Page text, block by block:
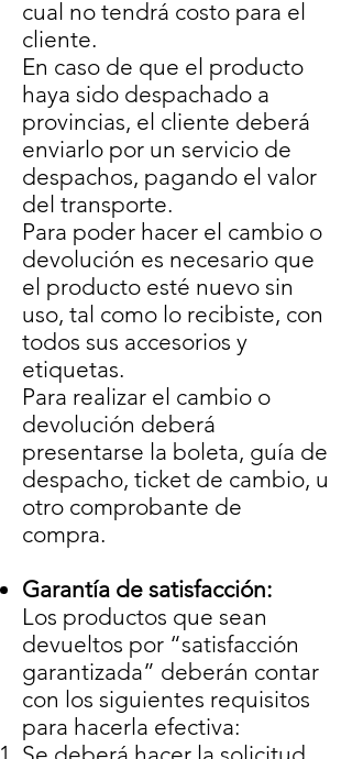
cual no tendrá costo para el
cliente.
En caso de que el producto
haya sido despachado a
provincias, el cliente deberá
enviarlo por un servicio de
despachos, pagando el valor
del transporte.
Para poder hacer el cambio o
devolución es necesario que
el producto esté nuevo sin
uso, tal como lo recibiste, con
todos sus accesorios y
etiquetas.
Para realizar el cambio o
devolución deberá
presentarse la boleta, guía de
despacho, ticket de cambio, u
otro comprobante de
compra.
Garantía de satisfacción:
Los productos que sean
devueltos por “satisfacción
garantizada” deberán contar
con los siguientes requisitos
para hacerla efectiva: